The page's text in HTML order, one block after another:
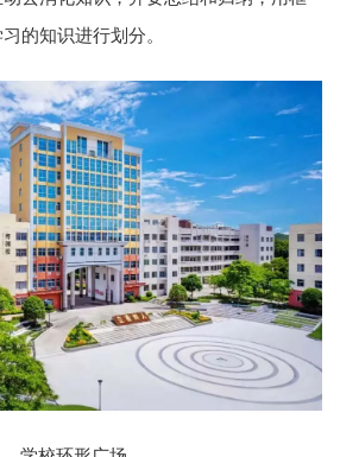
的知识进行划分。